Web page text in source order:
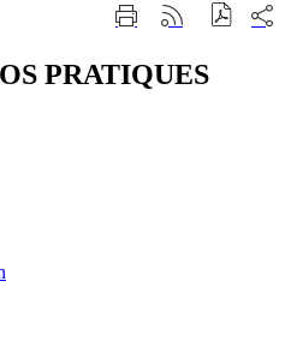
ImprimerGénérer
RSS
sur
PRATIQUES